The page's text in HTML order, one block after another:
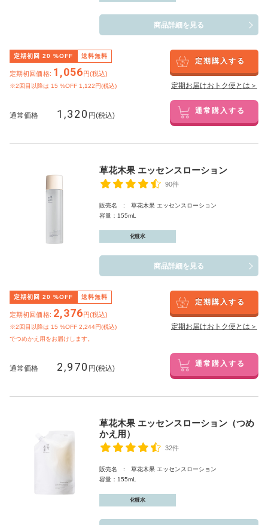
商品詳細を見る
定期初回 20 %OFF 送料無料
定期初回価格: 1,056円(税込)
※2回目以降は 15 %OFF 1,122円(税込)
定期購入する
定期お届けおトク便とは＞
通常価格 1,320 円(税込) 通常購入する
草花木果 エッセンスローション
90件
販売名 : 草花木果 エッセンスローション
容量：155mL
化粧水
商品詳細を見る
定期初回 20 %OFF 送料無料
定期初回価格: 2,376円(税込)
※2回目以降は 15 %OFF 2,244円(税込)
でつめかえ用をお届けします。
定期購入する
定期お届けおトク便とは＞
通常価格 2,970 円(税込) 通常購入する
草花木果 エッセンスローション（つめ
かえ用）
32件
販売名 : 草花木果 エッセンスローション
容量：155mL
化粧水